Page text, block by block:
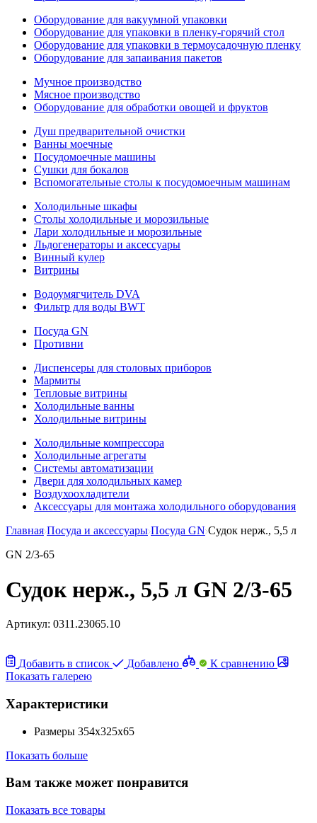
Оборудование для вакуумной упаковки
Оборудование для упаковки в пленку-горячий стол
Оборудование для упаковки в термоусадочную пленку
Оборудование для запаивания пакетов
Мучное производство
Мясное производство
Оборудование для обработки овощей и фруктов
Душ предварительной очистки
Ванны моечные
Посудомоечные машины
Сушки для бокалов
Вспомогательные столы к посудомоечным машинам
Холодильные шкафы
Столы холодильные и морозильные
Лари холодильные и морозильные
Льдогенераторы и аксессуары
Винный кулер
Витрины
Водоумягчитель DVA
Фильтр для воды BWT
Посуда GN
Противни
Диспенсеры для столовых приборов
Мармиты
Тепловые витрины
Холодильные ванны
Холодильные витрины
Холодильные компрессора
Холодильные агрегаты
Системы автоматизации
Двери для холодильных камер
Воздухоохладители
Аксессуары для монтажа холодильного оборудования
Главная Посуда и аксессуары Посуда GN Судок нерж., 5,5 л
GN 2/3-65
Судок нерж., 5,5 л GN 2/3-65
Артикул: 0311.23065.10
Добавить в список Добавлено
К сравнению
Показать галерею
Характеристики
Размеры 354х325х65
Показать больше
Вам также может понравится
Показать все товары